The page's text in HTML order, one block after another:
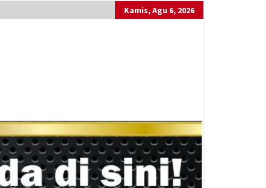
Kamis, Agu 6, 2026